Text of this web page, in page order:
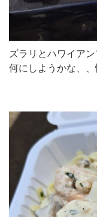
ズラリとハワイアン
何にしようかな、、